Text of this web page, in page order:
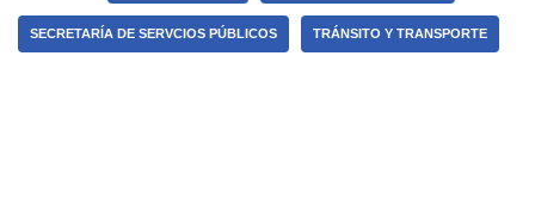
SECRETARÍA DE SERVCIOS PÚBLICOS TRÁNSITO Y TRANSPORTE